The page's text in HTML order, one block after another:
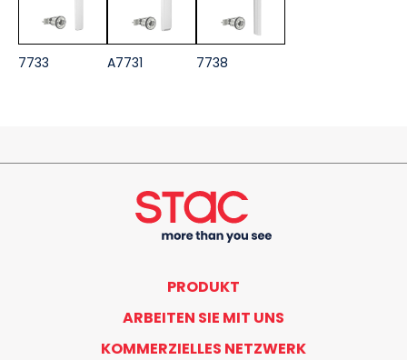
7733 A7731 7738
PRODUKT
ARBEITEN SIE MIT UNS
KOMMERZIELLES NETZWERK